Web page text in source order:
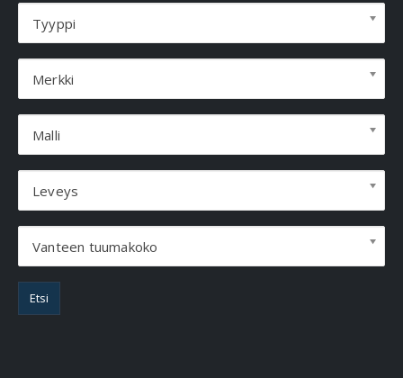
Tyyppi
Merkki
Malli
Leveys
Vanteen tuumakoko
Etsi